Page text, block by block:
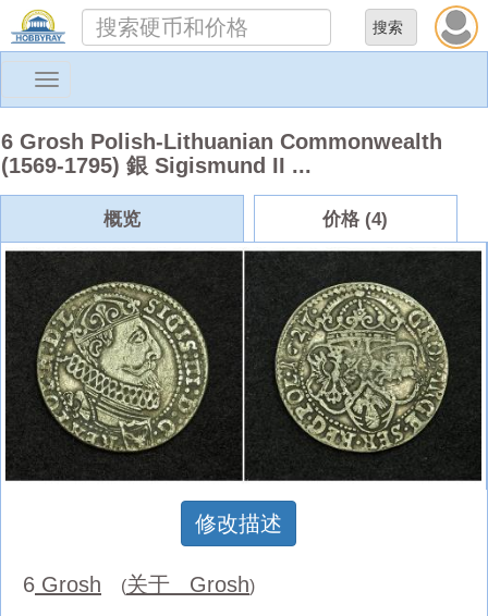
Toggle
6 Grosh Polish-Lithuanian Commonwealth
(1569-1795) 銀 Sigismund II ...
概览 价格 (4)
修改描述
6 Grosh (关于 Grosh)